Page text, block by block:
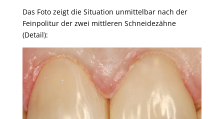
Das Foto zeigt die Situation unmittelbar nach der
Feinpolitur der zwei mittleren Schneidezähne
(Detail):